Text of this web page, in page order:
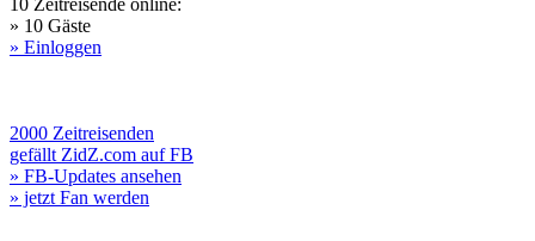
10 Zeitreisende online:
» 10 Gäste
» Einloggen
2000 Zeitreisenden
gefällt ZidZ.com auf FB
» FB-Updates ansehen
» jetzt Fan werden